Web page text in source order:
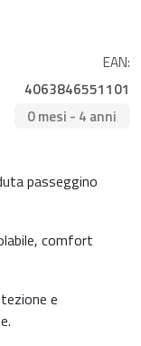
EAN:
4063846551101
0 mesi - 4 anni
passeggino
comfort
e